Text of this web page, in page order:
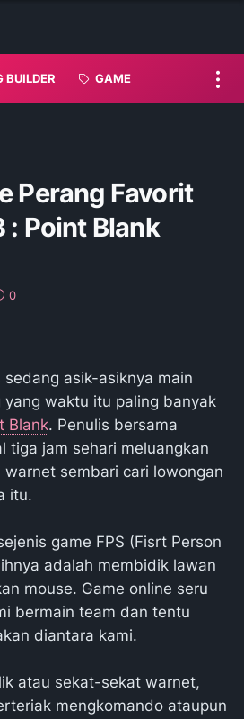
BUILDER GAME
Perang Favorit
: Point Blank
0
asik-asiknya main
yang waktu itu paling banyak
Blank. Penulis bersama
tiga jam sehari meluangkan
sembari cari lowongan
itu.
game FPS (Fisrt Person
adalah membidik lawan
mouse. Game online seru
bermain team dan tentu
diantara kami.
atau sekat-sekat warnet,
mengkomando ataupun